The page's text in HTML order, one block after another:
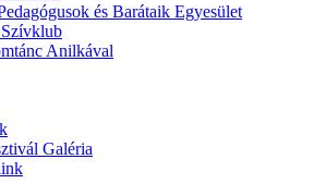
és Barátaik Egyesület
Anilkával
Galéria